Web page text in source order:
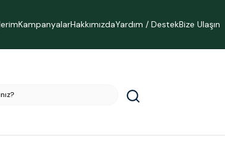
KampanyalarHakkımızdaYardım / DestekBize Ulaşın